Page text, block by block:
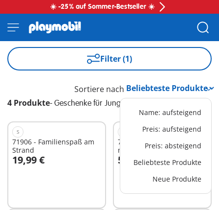
☀️ -25% auf Sommer-Bestseller ☀️
Filter (1)
4 Produkte- Geschenke für Jungs
Sortiere nach
Name: aufsteigend
Preis: aufsteigend
Preis: absteigend
Beliebteste Produkte
Neue Produkte
S
71906 - Familienspaß am
Strand
19,99 €
In den Warenkorb
71904 - Ice Cream Truck
mit Surfshop
59,99 €
In den Warenkorb